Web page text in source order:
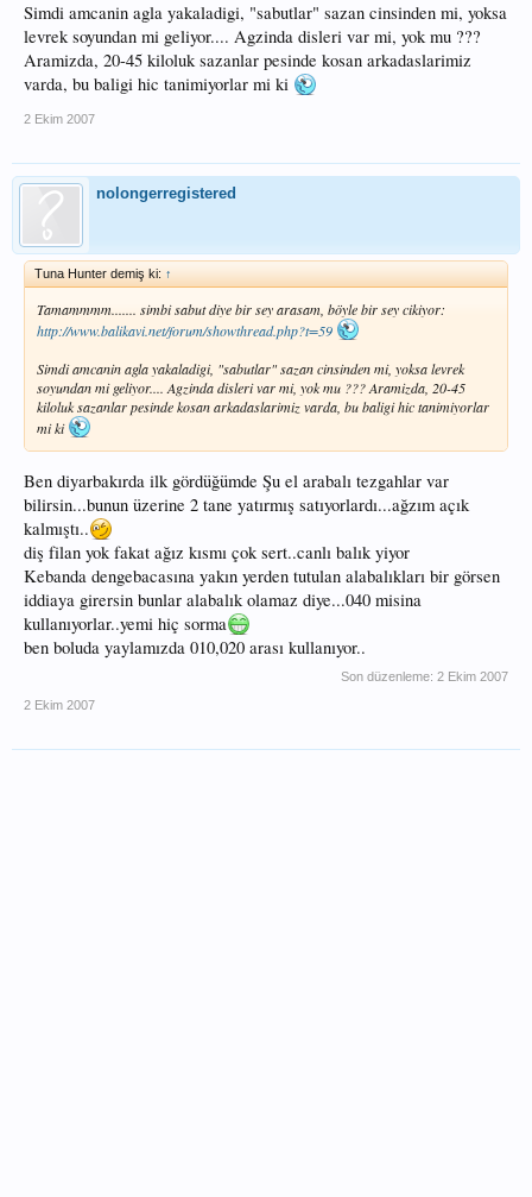
Simdi amcanin agla yakaladigi, "sabutlar" sazan cinsinden mi, yoksa
levrek soyundan mi geliyor.... Agzinda disleri var mi, yok mu ???
Aramizda, 20-45 kiloluk sazanlar pesinde kosan arkadaslarimiz
varda, bu baligi hic tanimiyorlar mi ki
2 Ekim 2007
nolongerregistered
Tuna Hunter demiş ki: ↑
Tamammmm....... simbi sabut diye bir sey arasam, böyle bir sey cikiyor:
http://www.balikavi.net/forum/showthread.php?t=59
Simdi amcanin agla yakaladigi, "sabutlar" sazan cinsinden mi, yoksa levrek
soyundan mi geliyor.... Agzinda disleri var mi, yok mu ??? Aramizda, 20-45
kiloluk sazanlar pesinde kosan arkadaslarimiz varda, bu baligi hic tanimiyorlar
mi ki
Ben diyarbakırda ilk gördüğümde Şu el arabalı tezgahlar var
bilirsin...bunun üzerine 2 tane yatırmış satıyorlardı...ağzım açık
kalmıştı..
diş filan yok fakat ağız kısmı çok sert..canlı balık yiyor
Kebanda dengebacasına yakın yerden tutulan alabalıkları bir görsen
iddiaya girersin bunlar alabalık olamaz diye...040 misina
kullanıyorlar..yemi hiç sorma
ben boluda yaylamızda 010,020 arası kullanıyor..
Son düzenleme: 2 Ekim 2007
2 Ekim 2007